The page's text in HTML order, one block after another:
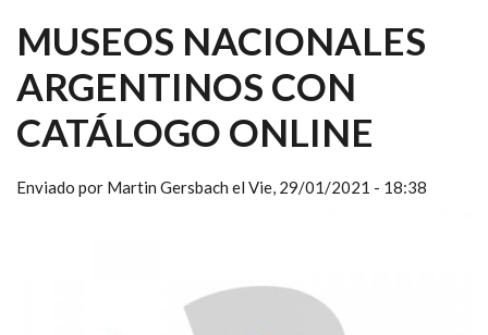
MUSEOS NACIONALES
ARGENTINOS CON
CATÁLOGO ONLINE
Enviado por Martin Gersbach el Vie, 29/01/2021 - 18:38